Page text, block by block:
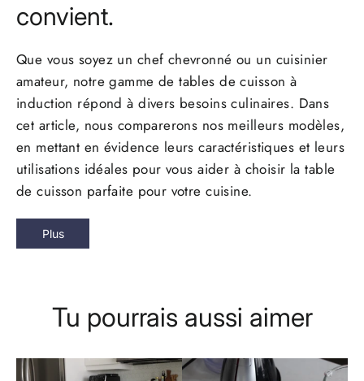
convient.
Que vous soyez un chef chevronné ou un cuisinier
amateur, notre gamme de tables de cuisson à
induction répond à divers besoins culinaires. Dans
cet article, nous comparerons nos meilleurs modèles,
en mettant en évidence leurs caractéristiques et leurs
utilisations idéales pour vous aider à choisir la table
de cuisson parfaite pour votre cuisine.
Plus
Tu pourrais aussi aimer